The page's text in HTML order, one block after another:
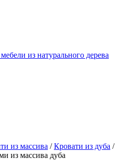
из натурального дерева
из массива /Кровати из дуба /
из массива дуба